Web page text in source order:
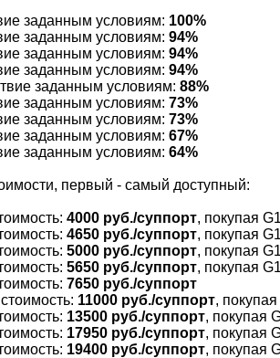
заданным условиям: 100%
заданным условиям: 94%
заданным условиям: 94%
заданным условиям: 94%
заданным условиям: 88%
заданным условиям: 73%
заданным условиям: 73%
заданным условиям: 67%
заданным условиям: 64%
первый - самый доступный:
4000 руб./суппорт, покупая
4650 руб./суппорт, покупая
5000 руб./суппорт, покупая
5650 руб./суппорт, покупая
7650 руб./суппорт
11000 руб./суппорт,
13500 руб./суппорт, покупая
17950 руб./суппорт, покупая
19400 руб./суппорт, покупая